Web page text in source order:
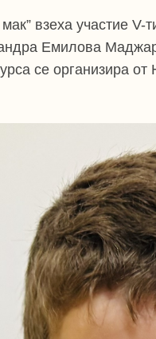
взеха участие
Емилова
се организира